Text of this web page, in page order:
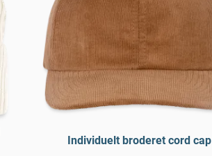
Individuelt broderet cord cap